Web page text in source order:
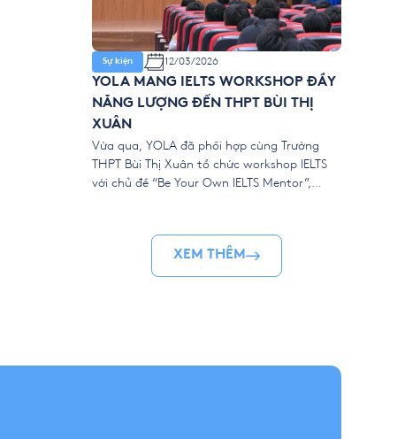
Sự kiện 12/03/2026
YOLA MANG IELTS WORKSHOP ĐẦY
NĂNG LƯỢNG ĐẾN THPT BÙI THỊ
XUÂN
Vừa qua, YOLA đã phối hợp cùng Trường
THPT Bùi Thị Xuân tổ chức workshop IELTS
với chủ đề “Be Your Own IELTS Mentor”,
học sinh. Khác với những buổi workshop học
thuật thường chỉ xoay quanh lý […]
XEM THÊM